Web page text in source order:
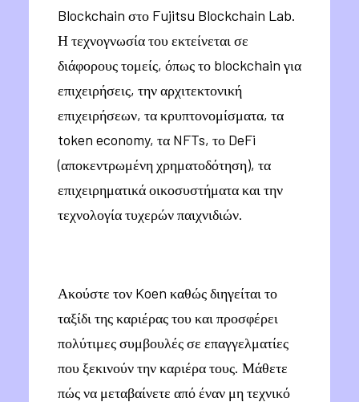
Blockchain στο Fujitsu Blockchain Lab.
Η τεχνογνωσία του εκτείνεται σε
διάφορους τομείς, όπως το blockchain για
επιχειρήσεις, την αρχιτεκτονική
επιχειρήσεων, τα κρυπτονομίσματα, τα
token economy, τα NFTs, το DeFi
(αποκεντρωμένη χρηματοδότηση), τα
επιχειρηματικά οικοσυστήματα και την
τεχνολογία τυχερών παιχνιδιών.
Ακούστε τον Koen καθώς διηγείται το
ταξίδι της καριέρας του και προσφέρει
πολύτιμες συμβουλές σε επαγγελματίες
που ξεκινούν την καριέρα τους. Μάθετε
πώς να μεταβαίνετε από έναν μη τεχνικό